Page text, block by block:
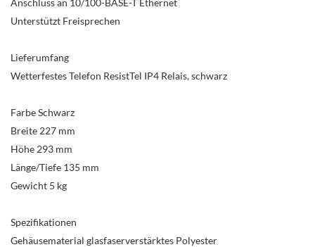
Anschluss an 10/100-BASE-T Ethernet
Unterstützt Freisprechen
Lieferumfang
Wetterfestes Telefon ResistTel IP4 Relais, schwarz
Farbe Schwarz
Breite 227 mm
Höhe 293 mm
Länge/Tiefe 135 mm
Gewicht 5 kg
Spezifikationen
Gehäusematerial glasfaserverstärktes Polyester